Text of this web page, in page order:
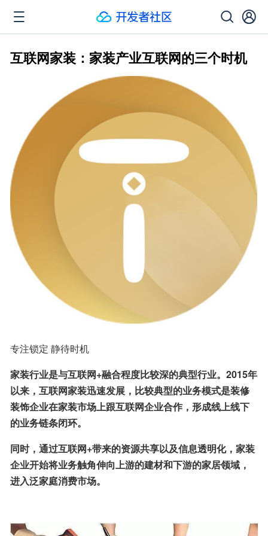
互联网家装：家装产业互联网的三个时机
专注锁定 静待时机
家装行业是与互联网+融合程度比较深的典型行业。2015年
以来，互联网家装迅速发展，比较典型的业务模式是装修
装饰企业在家装市场上跟互联网企业合作，形成线上线下
的业务链条闭环。
同时，通过互联网+带来的资源共享以及信息透明化，家装
企业开始将业务触角伸向上游的建材和下游的家居领域，
进入泛家庭消费市场。